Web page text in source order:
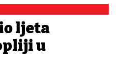
ljeta
u